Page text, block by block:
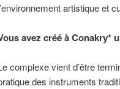
artistique et
avez créé à Conakry*
complexe vient d’être
des instruments